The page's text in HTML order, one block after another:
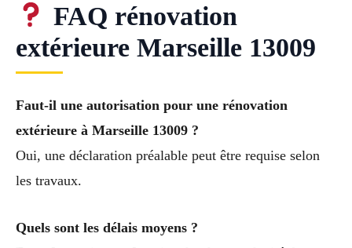
FAQ rénovation
extérieure Marseille 13009
Faut-il une autorisation pour une rénovation
extérieure à Marseille 13009 ?
Oui, une déclaration préalable peut être requise selon
les travaux.
Quels sont les délais moyens ?